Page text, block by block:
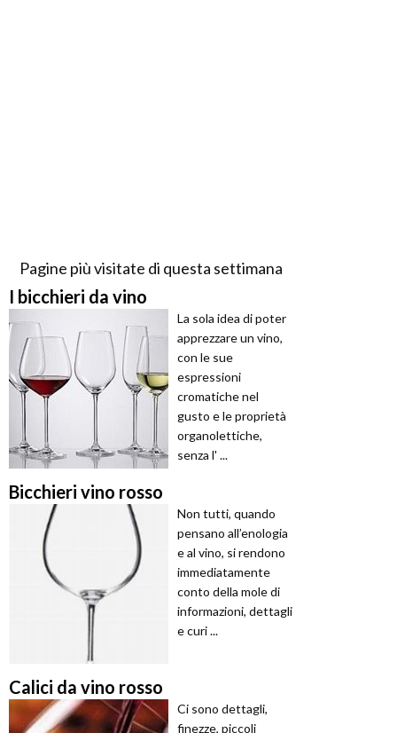
Pagine più visitate di questa settimana
I bicchieri da vino
La sola idea di poter
apprezzare un vino,
con le sue
espressioni
cromatiche nel
gusto e le proprietà
organolettiche,
senza l' ...
Bicchieri vino rosso
Non tutti, quando
pensano all’enologia
e al vino, si rendono
immediatamente
conto della mole di
informazioni, dettagli
e curi ...
Calici da vino rosso
Ci sono dettagli,
finezze, piccoli